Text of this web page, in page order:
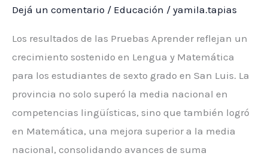
Dejá un comentario / Educación / yamila.tapias
Los resultados de las Pruebas Aprender reflejan un
crecimiento sostenido en Lengua y Matemática
para los estudiantes de sexto grado en San Luis. La
provincia no solo superó la media nacional en
competencias lingüísticas, sino que también logró
en Matemática, una mejora superior a la media
nacional, consolidando avances de suma